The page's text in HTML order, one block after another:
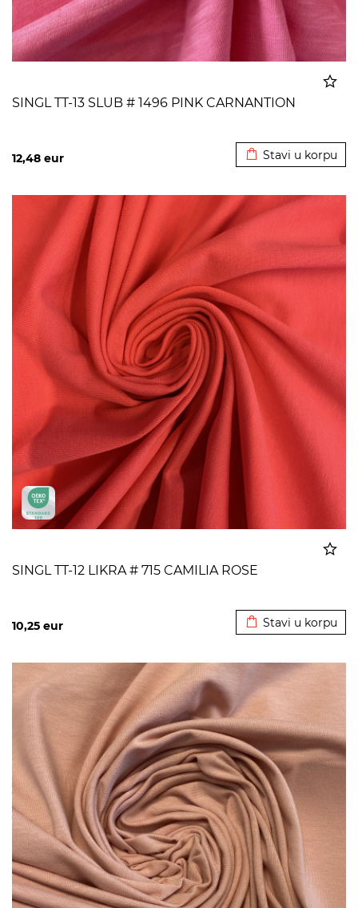
SINGL TT-13 SLUB # 1496 PINK CARNANTION
12,48 eur Stavi u korpu
SINGL TT-12 LIKRA # 715 CAMILIA ROSE
10,25 eur Stavi u korpu